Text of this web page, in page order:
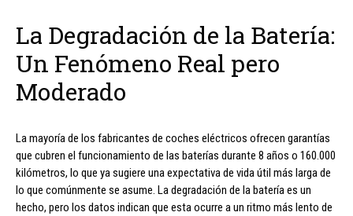
La Degradación de la Batería:
Un Fenómeno Real pero
Moderado
La mayoría de los fabricantes de coches eléctricos ofrecen garantías
que cubren el funcionamiento de las baterías durante 8 años o 160.000
kilómetros, lo que ya sugiere una expectativa de vida útil más larga de
lo que comúnmente se asume. La degradación de la batería es un
hecho, pero los datos indican que esta ocurre a un ritmo más lento de